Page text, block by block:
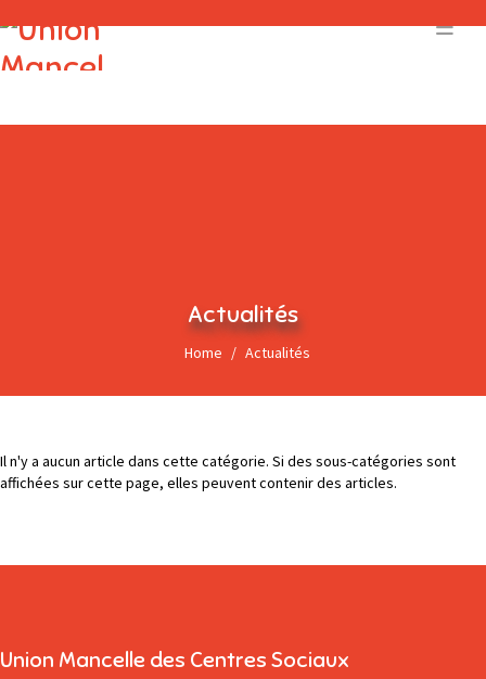
Actualités
Home Actualités
Il n'y a aucun article dans cette catégorie. Si des sous-catégories sont
affichées sur cette page, elles peuvent contenir des articles.
Union Mancelle des Centres Sociaux